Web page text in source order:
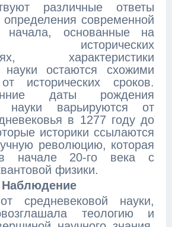
различные ответы
определения современной
основанные на
исторических
характеристики
науки остаются схожими
исторических сроков.
даты рождения
науки варьируются от
в 1277 году до
историки ссылаются
революцию, которая
начале 20-го века с
физики.
Наблюдение
средневековой науки,
теологию и